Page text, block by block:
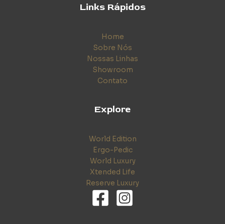
Links Rápidos
Home
Sobre Nós
Nossas Linhas
Showroom
Contato
Explore
World Edition
Ergo-Pedic
World Luxury
Xtended Life
Reserve Luxury